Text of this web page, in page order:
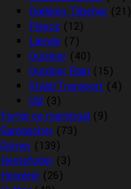
Dækken Tilbehør (21)
Fleece (12)
Lænde (7)
Outdoor (40)
Outdoor Rain (15)
Stald/Transport (4)
Uld (3)
Fortøj og martingal (9)
Gamascher (73)
Grimer (139)
Hestefoder (3)
Hovpleje (26)